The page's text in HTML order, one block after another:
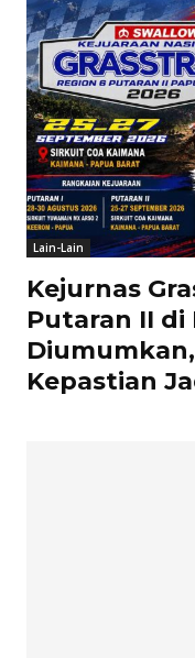
Lain-Lain
Kejurnas
Putaran II di
Kepastian